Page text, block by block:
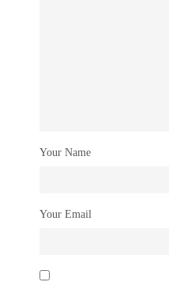
Your Name
Your Email